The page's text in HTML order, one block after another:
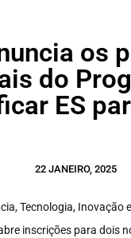
os
do
ES
22 JANEIRO, 2025
Tecnologia, Inovação
inscrições para dois